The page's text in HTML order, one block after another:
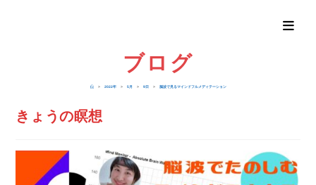
ブログ
> 2022年 > 5月 > 9日 > 脳波で見るマインドフルメディテーション
きょうの瞑想